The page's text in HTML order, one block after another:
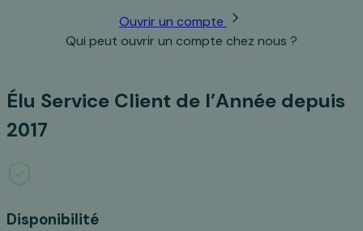
Ouvrir un compte
Qui peut ouvrir un compte chez nous ?
Élu Service Client de l’Année depuis
2017
Disponibilité